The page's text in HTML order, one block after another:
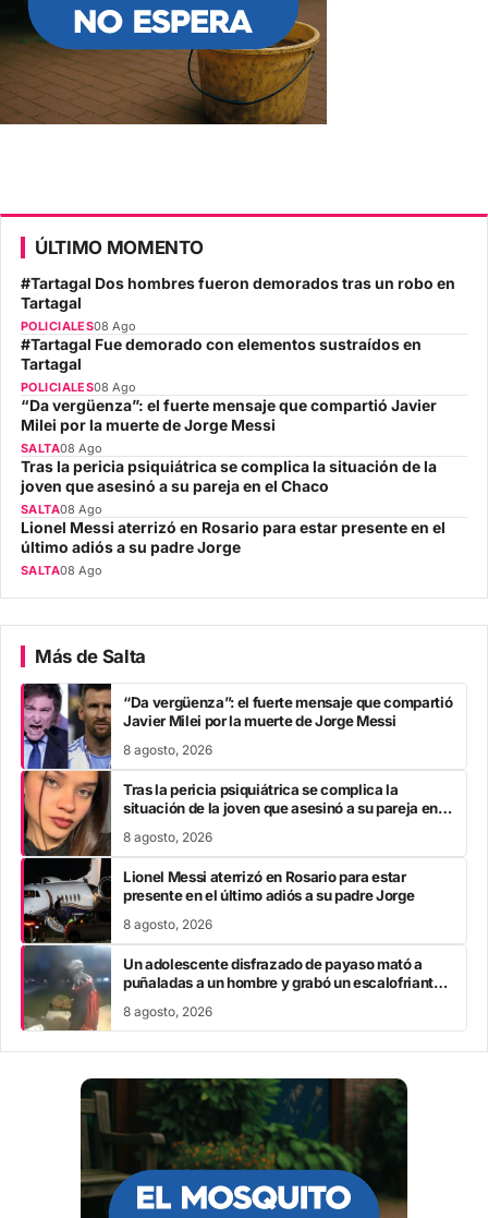
ÚLTIMO MOMENTO
#Tartagal Dos hombres fueron demorados tras un robo en
Tartagal
POLICIALES08 Ago
#Tartagal Fue demorado con elementos sustraídos en
Tartagal
POLICIALES08 Ago
“Da vergüenza”: el fuerte mensaje que compartió Javier
Milei por la muerte de Jorge Messi
SALTA08 Ago
Tras la pericia psiquiátrica se complica la situación de la
joven que asesinó a su pareja en el Chaco
SALTA08 Ago
Lionel Messi aterrizó en Rosario para estar presente en el
último adiós a su padre Jorge
SALTA08 Ago
Más de Salta
“Da vergüenza”: el fuerte mensaje que compartió
Javier Milei por la muerte de Jorge Messi
8 agosto, 2026
Tras la pericia psiquiátrica se complica la
situación de la joven que asesinó a su pareja en el
8 agosto, 2026
Lionel Messi aterrizó en Rosario para estar
presente en el último adiós a su padre Jorge
8 agosto, 2026
Un adolescente disfrazado de payaso mató a
puñaladas a un hombre y grabó un escalofriante
8 agosto, 2026